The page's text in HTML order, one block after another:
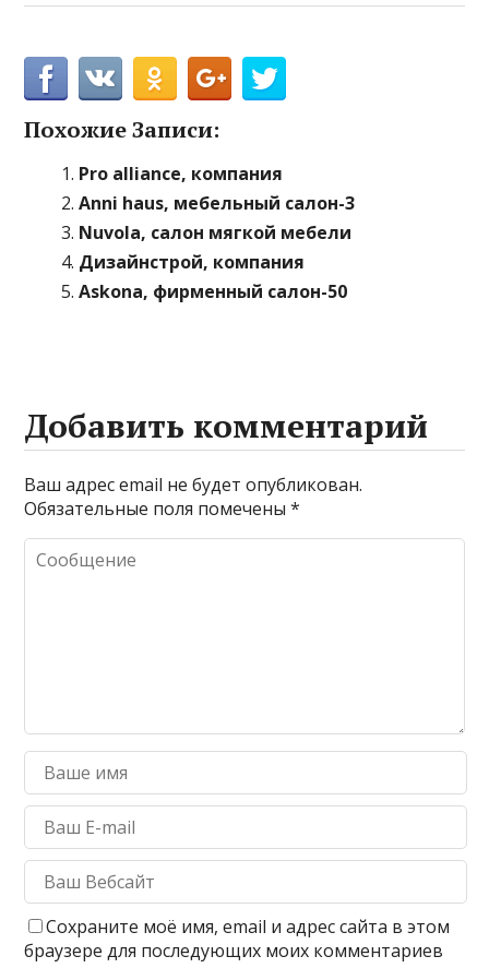
Похожие Записи:
Pro аlliance, компания
Anni haus, мебельный салон-3
Nuvola, салон мягкой мебели
Дизайнстрой, компания
Askona, фирменный салон-50
Добавить комментарий
Ваш адрес email не будет опубликован.
Обязательные поля помечены*
Сохраните моё имя, email и адрес сайта в этом
браузере для последующих моих комментариев